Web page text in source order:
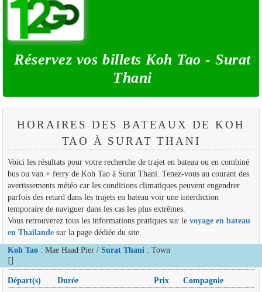
Réservez vos billets Koh Tao - Surat
Thani
HORAIRES DES BATEAUX DE KOH
TAO À SURAT THANI
Voici les résultats pour votre recherche de trajet en bateau ou en combiné
bus ou van + ferry de Koh Tao à Surat Thani. Tenez-vous au courant des
avertissements météo car les conditions climatiques peuvent engendrer
parfois des retard dans les trajets en bateau voir une interdiction
temporaire de naviguer dans les cas les plus extrêmes.
Vous retrouverez tous les informations pratiques sur le voyage en bateau
en Thaïlandesur la page dédiée du site.
Koh Tao: Mae Haad Pier / Surat Thani: Town
Départ(s) Durée Prix Compagnie